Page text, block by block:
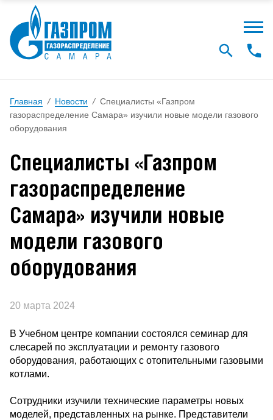
Главная / Новости / Специалисты «Газпром
газораспределение Самара» изучили новые модели газового
оборудования
Специалисты «Газпром
газораспределение
Самара» изучили новые
модели газового
оборудования
20 марта 2024
В Учебном центре компании состоялся семинар для
слесарей по эксплуатации и ремонту газового
оборудования, работающих с отопительными газовыми
котлами.
Сотрудники изучили технические параметры новых
моделей, представленных на рынке. Представители